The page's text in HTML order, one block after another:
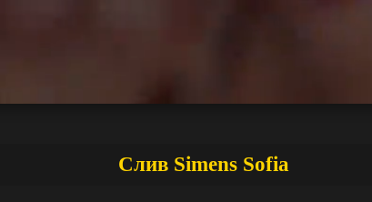
Слив Simens Sofia